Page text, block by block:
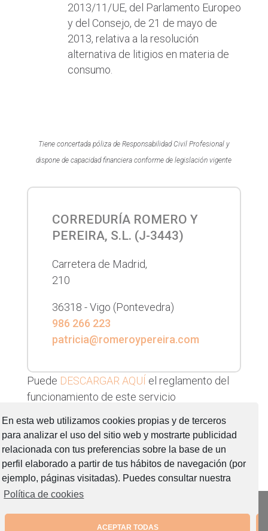
En esta web utilizamos cookies propias y de terceros
para analizar el uso del sitio web y mostrarte publicidad
relacionada con tus preferencias sobre la base de un
perfil elaborado a partir de tus hábitos de navegación (por
ejemplo, páginas visitadas). Puedes consultar nuestra
Política de cookies
ACEPTAR TODAS
2013/11/UE, del Parlamento Europeo
y del Consejo, de 21 de mayo de
2013, relativa a la resolución
alternativa de litigios en materia de
consumo.
Tiene concertada póliza de Responsabilidad Civil Profesional y
dispone de capacidad financiera conforme de legislación vigente
CORREDURÍA ROMERO Y
PEREIRA, S.L. (J-3443)
Carretera de Madrid,
210
36318 -Vigo (Pontevedra)
986 266 223
patricia@romeroypereira.com
Puede DESCARGAR AQUÍ el reglamento del
funcionamiento de este servicio
PuedeDESCARGAR AQUÍel formulario para la
presentación de quejas y reclamaciones